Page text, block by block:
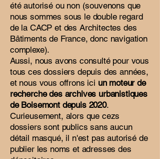
été autorisé ou non (souvenons que
nous sommes sous le double regard
de la CACP et des Architectes des
Bâtiments de France, donc navigation
complexe).
Aussi, nous avons consulté pour vous
tous ces dossiers depuis des années,
et nous vous offrons ici un moteur de
recherche des archives urbanistiques
de Boisemont depuis 2020.
Curieusement, alors que cezs
dossiers sont publics sans aucun
détail masqué, il n'est pas autorisé de
publier les noms et adresses des